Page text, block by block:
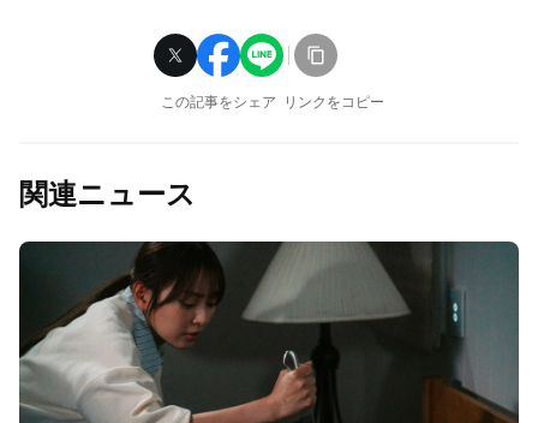
この記事をシェア リンクをコピー
関連ニュース